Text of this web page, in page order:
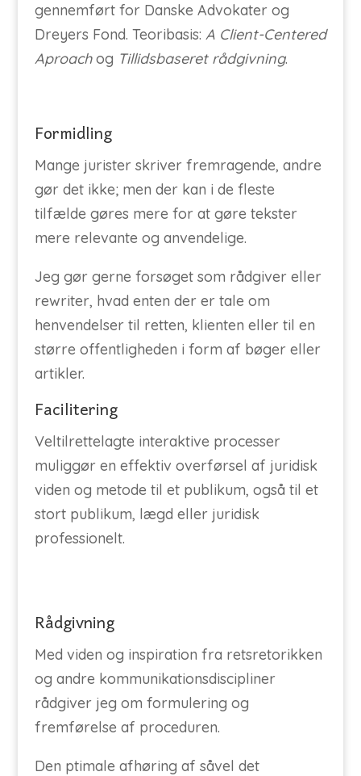
gennemført for Danske Advokater og
Dreyers Fond. Teoribasis: A Client-Centered
Aproachog Tillidsbaseret rådgivning.
Formidling
Mange jurister skriver fremragende, andre
gør det ikke; men der kan i de fleste
tilfælde gøres mere for at gøre tekster
mere relevante og anvendelige.
Jeg gør gerne forsøget som rådgiver eller
rewriter, hvad enten der er tale om
henvendelser til retten, klienten eller til en
større offentligheden i form af bøger eller
artikler.
Facilitering
Veltilrettelagte interaktive processer
muliggør en effektiv overførsel af juridisk
viden og metode til et publikum, også til et
stort publikum, lægd eller juridisk
professionelt.
Rådgivning
Med viden og inspiration fra retsretorikken
og andre kommunikationsdiscipliner
rådgiver jeg om formulering og
fremførelse af proceduren.
Den ptimale afhøring af såvel det